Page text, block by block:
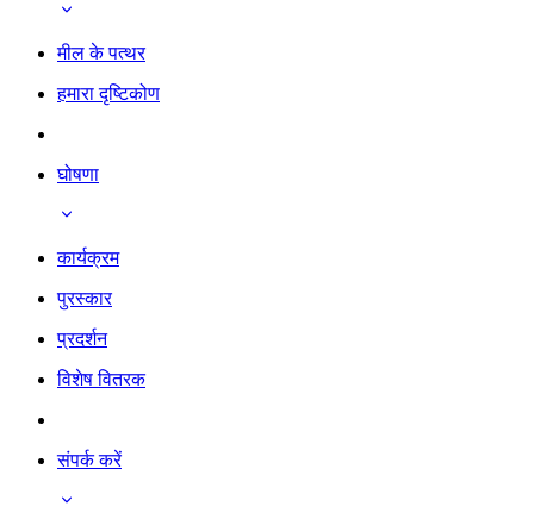
मील के पत्थर
हमारा दृष्टिकोण
घोषणा
कार्यक्रम
पुरस्कार
प्रदर्शन
विशेष वितरक
संपर्क करें